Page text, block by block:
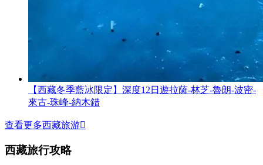
【西藏冬季藍冰限定】深度12日遊拉薩-林芝-魯朗-波密-
來古-珠峰-納木錯
查看更多西藏旅游
西藏旅行攻略